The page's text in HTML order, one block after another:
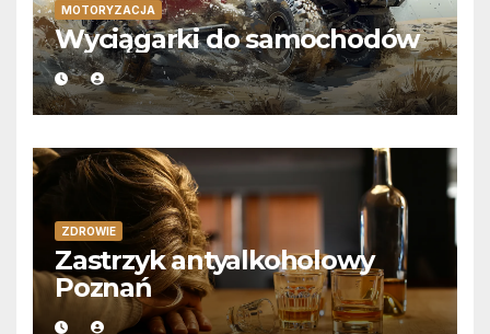
MOTORYZACJA
Wyciągarki do samochodów
ZDROWIE
Zastrzyk antyalkoholowy
Poznań